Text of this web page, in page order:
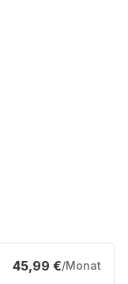
45,99 €/Monat